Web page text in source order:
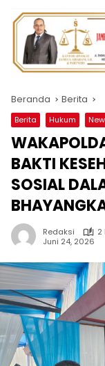
Beranda Berita
Berita Hukum
BAKTI
SOSIAL
Redaksi
2
Juni 24, 2026